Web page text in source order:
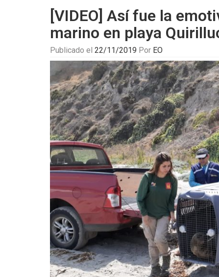
[VIDEO] Así fue la
marino en playa
Publicado el 22/11/2019 Por EO